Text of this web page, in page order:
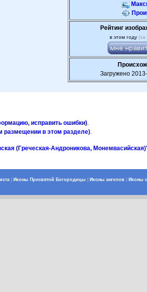
Рейтинг
в этом году (за
Загружено
исправить ошибки).
размещении в этом разделе).
(Греческая-Андроникова, Монемвасийская)'
Иконы Пресвятой Богородицы Иконы ангелов Иконы